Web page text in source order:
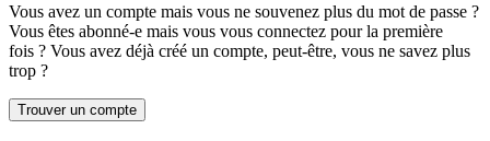
Vous avez un compte mais vous ne souvenez plus du mot de passe ?
Vous êtes abonné-e mais vous vous connectez pour la première
fois ? Vous avez déjà créé un compte, peut-être, vous ne savez plus
trop ?